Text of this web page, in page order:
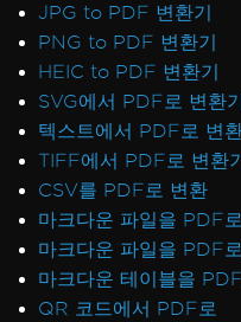
JPG to PDF 변환기
PNG to PDF 변환기
HEIC to PDF 변환기
SVG에서 PDF로 변환기
텍스트에서 PDF로 변환
TIFF에서 PDF로 변환기
CSV를 PDF로 변환
마크다운 파일을 PDF
마크다운 파일을 PDF
마크다운 테이블을
QR 코드에서 PDF로